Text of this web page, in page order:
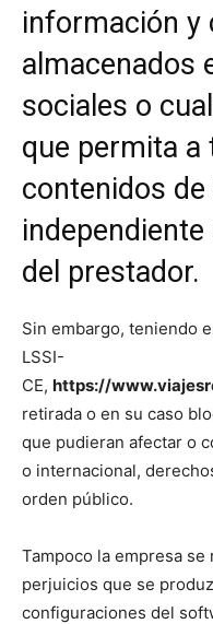
información y
almacenados
sociales o
que permita
contenidos
del prestador.
Sin embargo, teniendo
LSSI-
CE, https://
retirada o en su caso
que pudieran afectar o
o internacional,
orden público.
Tampoco la empresa
perjuicios que se
configuraciones del